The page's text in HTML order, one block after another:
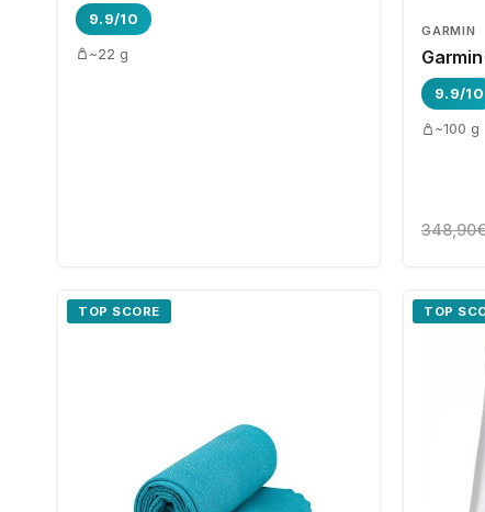
9.9/10
~22 g
GARMIN
9.9/10
~100 g
TOP SCORE TOP